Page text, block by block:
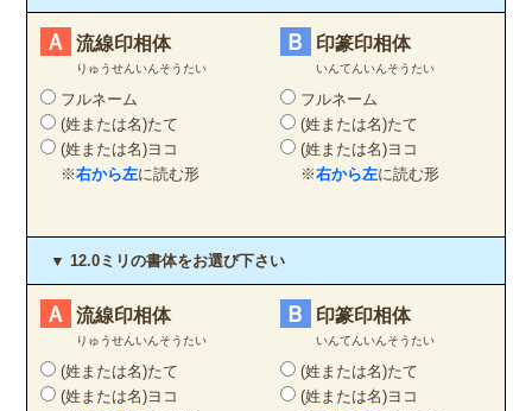
Ａ 流線印相体
りゅうせんいんそうたい
フルネーム
(姓または名)たて
(姓または名)ヨコ
※右から左に読む形
Ｂ 印篆印相体
いんてんいんそうたい
フルネーム
(姓または名)たて
(姓または名)ヨコ
※右から左に読む形
▼ 12.0ミリの書体をお選び下さい
Ａ 流線印相体
りゅうせんいんそうたい
(姓または名)たて
(姓または名)ヨコ
Ｂ 印篆印相体
いんてんいんそうたい
(姓または名)たて
(姓または名)ヨコ